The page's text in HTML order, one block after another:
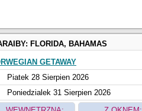
FLORIDA, BAHAMAS
GETAWAY
Piatek 28 Sierpien 2026
Poniedzialek 31 Sierpien 2026